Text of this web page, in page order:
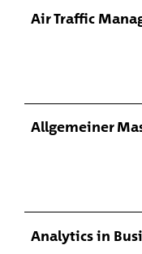
Air Traffic
Allgemeiner
Analytics in